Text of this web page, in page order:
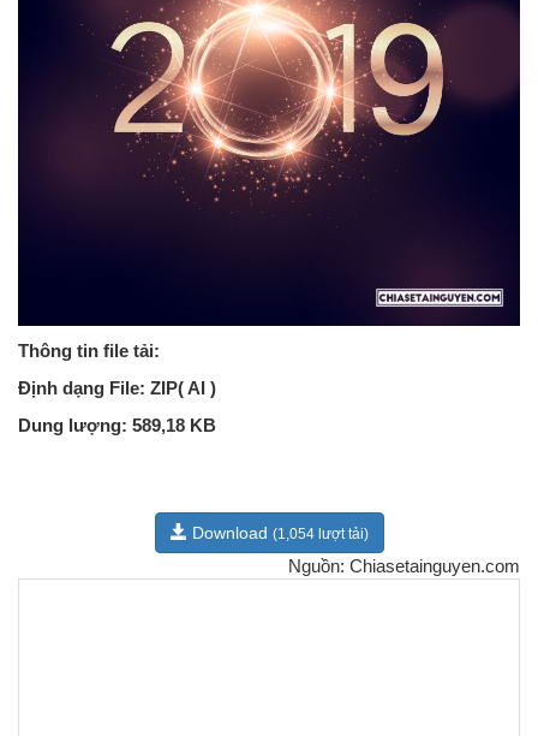
Thông tin file tải:
Định dạng File: ZIP( AI )
Dung lượng: 589,18 KB
Download (1,054 lượt tải)
Nguồn: Chiasetainguyen.com